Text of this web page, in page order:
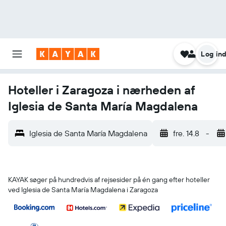
Log
Hoteller i Zaragoza i nærheden af
Iglesia de Santa María Magdalena
Iglesia de Santa María Magdalena fre. 14.8 -
KAYAK søger på hundredvis af rejsesider på én gang efter hoteller
ved Iglesia de Santa María Magdalena i Zaragoza